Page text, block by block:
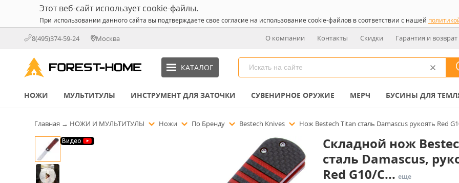
Этот веб-сайт использует cookie-файлы.
При использовании данного сайта вы подтверждаете свое согласие на использование cookie-файлов в соответствии с нашей
8(495)374-59-24 Москва О компании Контакты Скидки Гарантия и возврат
КАТАЛОГ
НОЖИ МУЛЬТИТУЛЫ ИНСТРУМЕНТ ДЛЯ ЗАТОЧКИ СУВЕНИРНОЕ ОРУЖИЕ МЕРЧ БУСИНЫ ДЛЯ
Главная → НОЖИ И МУЛЬТИТУЛЫ Ножи По Бренду Bestech Knives Нож Bestech Titan сталь Damascus рукоять Red
Видео
Складной нож
сталь Damascus,
Red G10/C... еще